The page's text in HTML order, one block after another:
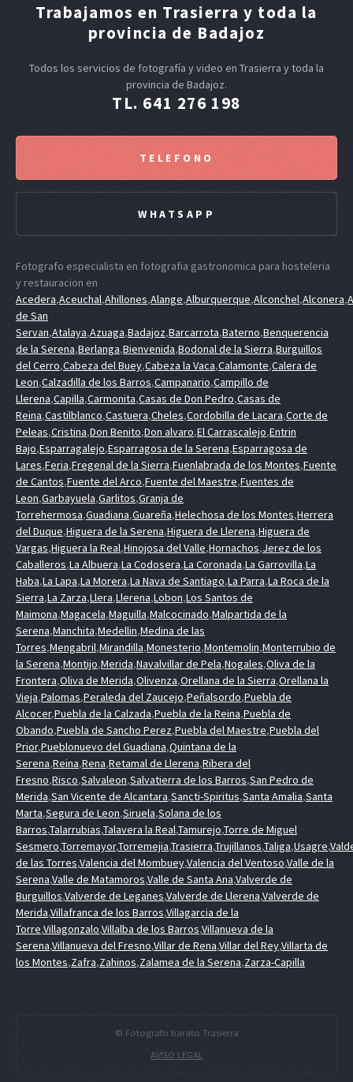
Trabajamos en Trasierra y toda la
provincia de Badajoz
Todos los servicios de fotografía y video en Trasierra y toda la
provincia de Badajoz.
TL. 641 276 198
TELEFONO
WHATSAPP
Fotografo especialista en fotografia gastronomica para hosteleria
y restauracion en
Acedera,Aceuchal,Ahillones,Alange,Alburquerque,Alconchel,Alconera,
de San
Servan,Atalaya,Azuaga,Badajoz,Barcarrota,Baterno,Benquerencia
de la Serena,Berlanga,Bienvenida,Bodonal de la Sierra,Burguillos
del Cerro,Cabeza del Buey,Cabeza la Vaca,Calamonte,Calera de
Leon,Calzadilla de los Barros,Campanario,Campillo de
Llerena,Capilla,Carmonita,Casas de Don Pedro,Casas de
Reina,Castilblanco,Castuera,Cheles,Cordobilla de Lacara,Corte de
Peleas,Cristina,Don Benito,Don alvaro,El Carrascalejo,Entrin
Bajo,Esparragalejo,Esparragosa de la Serena,Esparragosa de
Lares,Feria,Fregenal de la Sierra,Fuenlabrada de los Montes,Fuente
de Cantos,Fuente del Arco,Fuente del Maestre,Fuentes de
Leon,Garbayuela,Garlitos,Granja de
Torrehermosa,Guadiana,Guareña,Helechosa de los Montes,Herrera
del Duque,Higuera de la Serena,Higuera de Llerena,Higuera de
Vargas,Higuera la Real,Hinojosa del Valle,Hornachos,Jerez de los
Caballeros,La Albuera,La Codosera,La Coronada,La Garrovilla,La
Haba,La Lapa,La Morera,La Nava de Santiago,La Parra,La Roca de la
Sierra,La Zarza,Llera,Llerena,Lobon,Los Santos de
Maimona,Magacela,Maguilla,Malcocinado,Malpartida de la
Serena,Manchita,Medellin,Medina de las
Torres,Mengabril,Mirandilla,Monesterio,Montemolin,Monterrubio de
la Serena,Montijo,Merida,Navalvillar de Pela,Nogales,Oliva de la
Frontera,Oliva de Merida,Olivenza,Orellana de la Sierra,Orellana la
Vieja,Palomas,Peraleda del Zaucejo,Peñalsordo,Puebla de
Alcocer,Puebla de la Calzada,Puebla de la Reina,Puebla de
Obando,Puebla de Sancho Perez,Puebla del Maestre,Puebla del
Prior,Pueblonuevo del Guadiana,Quintana de la
Serena,Reina,Rena,Retamal de Llerena,Ribera del
Fresno,Risco,Salvaleon,Salvatierra de los Barros,San Pedro de
Merida,San Vicente de Alcantara,Sancti-Spiritus,Santa Amalia,Santa
Marta,Segura de Leon,Siruela,Solana de los
Barros,Talarrubias,Talavera la Real,Tamurejo,Torre de Miguel
Sesmero,Torremayor,Torremejia,Trasierra,Trujillanos,Taliga,Usagre,
de las Torres,Valencia del Mombuey,Valencia del Ventoso,Valle de la
Serena,Valle de Matamoros,Valle de Santa Ana,Valverde de
Burguillos,Valverde de Leganes,Valverde de Llerena,Valverde de
Merida,Villafranca de los Barros,Villagarcia de la
Torre,Villagonzalo,Villalba de los Barros,Villanueva de la
Serena,Villanueva del Fresno,Villar de Rena,Villar del Rey,Villarta de
los Montes,Zafra,Zahinos,Zalamea de la Serena,Zarza-Capilla
© Fotografo barato Trasierra
AVISO LEGAL